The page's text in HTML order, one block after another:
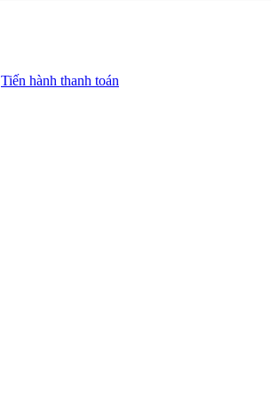
Tiến hành thanh toán